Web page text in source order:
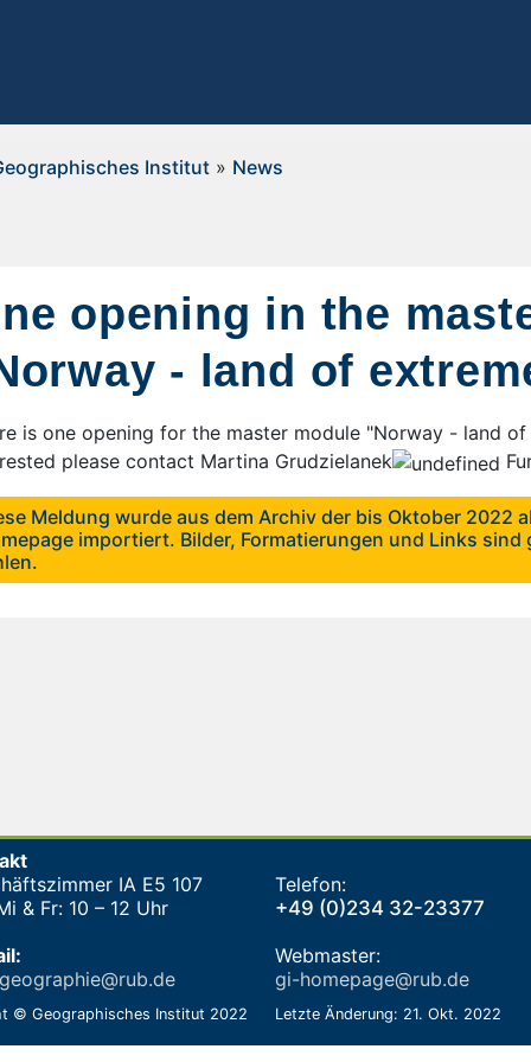
Institut» News
opening in the
- land of
is one opening for the master module "Norway - land
please contact Martina Grudzielanek
Meldung wurde aus dem Archiv der bis Oktober 2022
importiert. Bilder, Formatierungen und Links
IA E5 107
& Fr: 10 – 12 Uhr
Telefon:
+49 (0)234 32-23377
Webmaster:
gi-homepage@rub.de
© Geographisches Institut 2022 Letzte Änderung: 21. Okt. 2022